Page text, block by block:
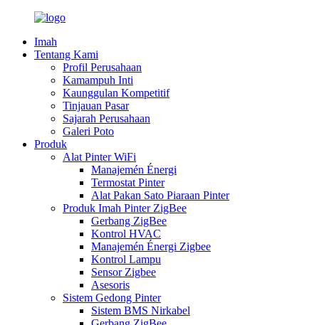
Imah
Tentang Kami
Profil Perusahaan
Kamampuh Inti
Kaunggulan Kompetitif
Tinjauan Pasar
Sajarah Perusahaan
Galeri Poto
Produk
Alat Pinter WiFi
Manajemén Énergi
Termostat Pinter
Alat Pakan Sato Piaraan Pinter
Produk Imah Pinter ZigBee
Gerbang ZigBee
Kontrol HVAC
Manajemén Énergi Zigbee
Kontrol Lampu
Sensor Zigbee
Asesoris
Sistem Gedong Pinter
Sistem BMS Nirkabel